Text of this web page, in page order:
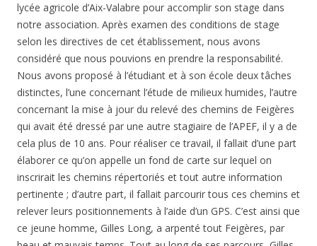
lycée agricole d’Aix-Valabre pour accomplir son stage dans
notre association. Après examen des conditions de stage
selon les directives de cet établissement, nous avons
considéré que nous pouvions en prendre la responsabilité.
Nous avons proposé à l’étudiant et à son école deux tâches
distinctes, l’une concernant l’étude de milieux humides, l’autre
concernant la mise à jour du relevé des chemins de Feigères
qui avait été dressé par une autre stagiaire de l’APEF, il y a de
cela plus de 10 ans. Pour réaliser ce travail, il fallait d’une part
élaborer ce qu’on appelle un fond de carte sur lequel on
inscrirait les chemins répertoriés et tout autre information
pertinente ; d’autre part, il fallait parcourir tous ces chemins et
relever leurs positionnements à l’aide d’un GPS. C’est ainsi que
ce jeune homme, Gilles Long, a arpenté tout Feigères, par